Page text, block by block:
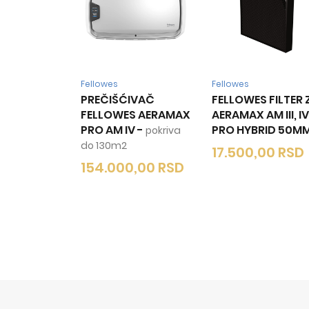
Fellowes
PREČIŠĆIVAČ
FELLOWES AERAMAX
PRO AM IV- pokriva
do 130m2
154.000,00 RSD
Fellowes
FELLOWES FILTER
AERAMAX AM III, IV
PRO HYBRID
17.500,00 RSD